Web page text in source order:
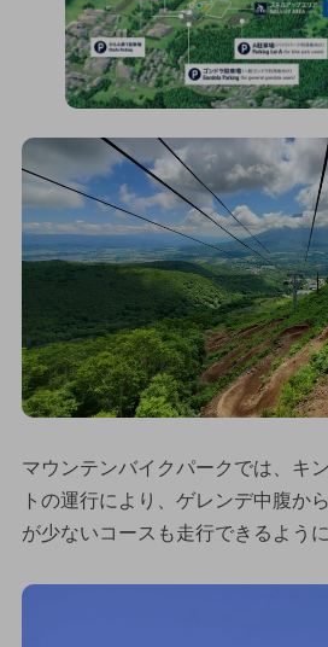
マウンテンバイクパークでは、キ
トの運行により、ゲレンデ中腹か
が少ないコースも走行できるよう